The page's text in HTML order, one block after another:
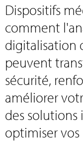
Dispositifs
comment
digitalisation
peuvent
sécurité,
améliorer
des
optimiser vos